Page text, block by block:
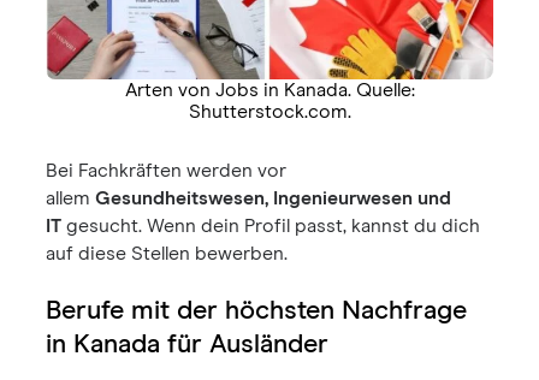
Arten von Jobs in Kanada. Quelle:
Shutterstock.com.
Bei Fachkräften werden vor
allemGesundheitswesen, Ingenieurwesen und
IT gesucht. Wenn dein Profil passt, kannst du dich
auf diese Stellen bewerben.
Berufe mit der höchsten Nachfrage
in Kanada für Ausländer